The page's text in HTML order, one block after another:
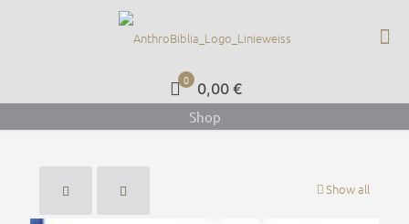
0 0,00 €
Shop
Show all